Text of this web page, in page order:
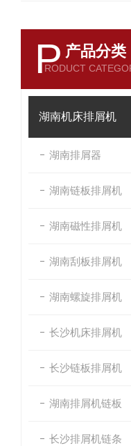
P 产品分类
RODUCT
湖南机床排屑机
湖南排屑器
湖南链板排屑机
湖南磁性排屑机
湖南刮板排屑机
湖南螺旋排屑机
长沙机床排屑机
长沙链板排屑机
湖南排屑机链板
长沙排屑机链条